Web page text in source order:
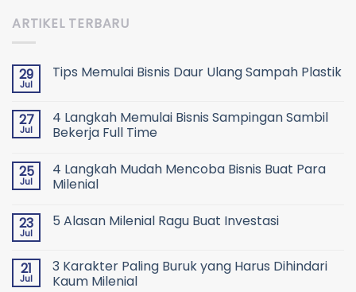
ARTIKEL TERBARU
29
Jul
Tips Memulai Bisnis Daur Ulang Sampah Plastik
27
Jul
4 Langkah Memulai Bisnis Sampingan Sambil
Bekerja Full Time
25
Jul
4 Langkah Mudah Mencoba Bisnis Buat Para
Milenial
23
Jul
5 Alasan Milenial Ragu Buat Investasi
21
Jul
3 Karakter Paling Buruk yang Harus Dihindari
Kaum Milenial